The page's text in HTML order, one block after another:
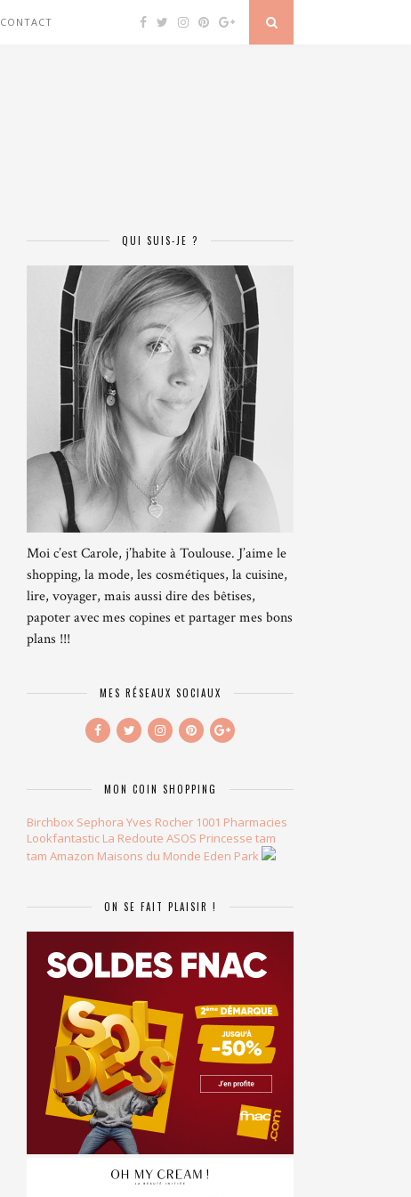
CONTACT
QUI SUIS-JE ?
Moi c’est Carole, j’habite à Toulouse. J’aime le
shopping, la mode, les cosmétiques, la cuisine,
lire, voyager, mais aussi dire des bêtises,
papoter avec mes copines et partager mes bons
plans !!!
MES RÉSEAUX SOCIAUX
MON COIN SHOPPING
Birchbox Sephora Yves Rocher 1001 Pharmacies
Lookfantastic La Redoute ASOS Princesse tam
tam Amazon Maisons du Monde Eden Park
ON SE FAIT PLAISIR !